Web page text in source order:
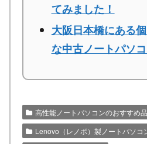
てみました！
大阪日本橋にある
な中古ノートパソ
高性能ノートパソコンのおすすめ品
Lenovo（レノボ）製ノートパソコ